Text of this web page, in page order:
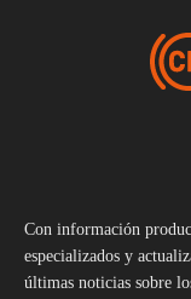
Con información
especializados y
últimas noticias sobre